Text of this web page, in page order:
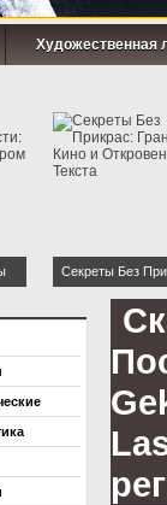
Художественная
Секреты Без
Границы Кино и
Откровенность